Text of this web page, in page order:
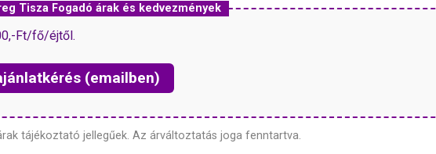
Tisza Fogadó árak és kedvezmények
Ft/fő/éjtől.
(emailben)
tájékoztató jellegűek. Az árváltoztatás joga fenntartva.